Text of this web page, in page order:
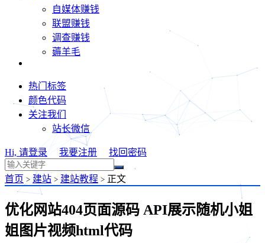
自媒体赚钱
联盟赚钱
调查赚钱
薅羊毛
热门标签
颜色代码
关注我们
站长微信
Hi, 请登录 我要注册 找回密码
首页 > 建站 > 建站教程 > 正文
优化网站404页面源码 API展示随机小姐
姐图片视频html代码